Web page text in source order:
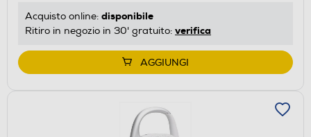
Acquisto online: disponibile
Ritiro in negozio in 30' gratuito: verifica
AGGIUNGI